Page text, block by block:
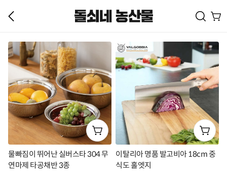
물빠짐이 뛰어난 실버스타 304 무
연마제 타공채반 3종
이탈리아 명품 발고비아 18cm 중
식도 홀엣지